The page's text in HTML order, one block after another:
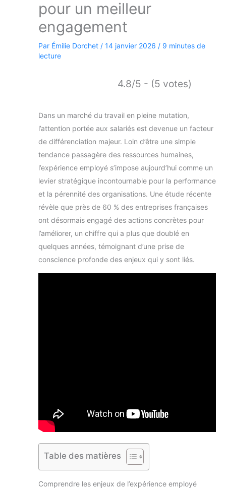
pour un meilleur
engagement
Par Émilie Dorchet / 14 janvier 2026 / 9 minutes de
lecture
4.8/5 - (5 votes)
Dans un marché du travail en pleine mutation,
l’attention portée aux salariés est devenue un facteur
de différenciation majeur. Loin d’être une simple
tendance passagère des ressources humaines,
l’expérience employé s’impose aujourd’hui comme un
levier stratégique incontournable pour la performance
et la pérennité des organisations. Une étude récente
révèle que près de 60 % des entreprises françaises
ont désormais engagé des actions concrètes pour
l’améliorer, un chiffre qui a plus que doublé en
quelques années, témoignant d’une prise de
conscience profonde des enjeux qui y sont liés.
Table des matières
Comprendre les enjeux de l’expérience employé